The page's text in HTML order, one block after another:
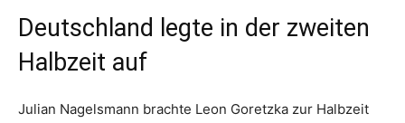
Deutschland legte in der zweiten
Halbzeit auf
Julian Nagelsmann brachte Leon Goretzka zur Halbzeit